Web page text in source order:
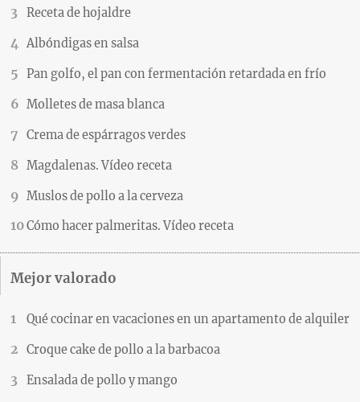
Receta de hojaldre
Albóndigas en salsa
Pan golfo, el pan con fermentación retardada en frío
Molletes de masa blanca
Crema de espárragos verdes
Magdalenas. Vídeo receta
Muslos de pollo a la cerveza
Cómo hacer palmeritas. Vídeo receta
Mejor valorado
Qué cocinar en vacaciones en un apartamento de alquiler
Croque cake de pollo a la barbacoa
Ensalada de pollo y mango